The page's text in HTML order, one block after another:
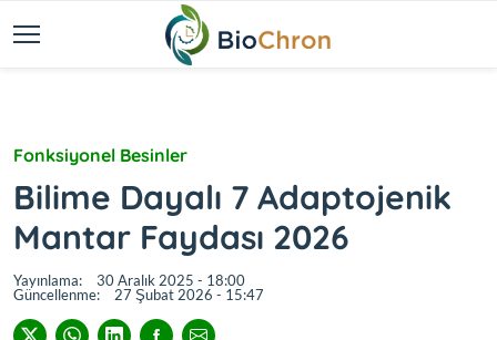
Fonksiyonel Besinler
Bilime Dayalı 7 Adaptojenik
Mantar Faydası 2026
Yayınlama:
30 Aralık 2025 - 18:00
Güncellenme:
27 Şubat 2026 - 15:47